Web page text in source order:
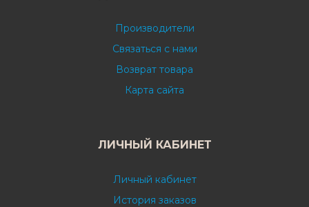
Производители
Связаться с нами
Возврат товара
Карта сайта
ЛИЧНЫЙ КАБИНЕТ
Личный кабинет
История заказов